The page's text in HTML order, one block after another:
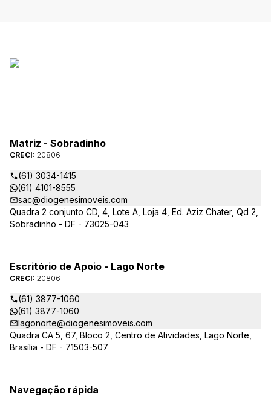
Matriz - Sobradinho
CRECI: 20806
(61) 3034-1415
(61) 4101-8555
sac@diogenesimoveis.com
Quadra 2 conjunto CD, 4, Lote A, Loja 4, Ed. Aziz Chater, Qd 2,
Sobradinho - DF - 73025-043
Escritório de Apoio - Lago Norte
CRECI: 20806
(61) 3877-1060
(61) 3877-1060
lagonorte@diogenesimoveis.com
Quadra CA 5, 67, Bloco 2, Centro de Atividades, Lago Norte,
Brasília - DF - 71503-507
Navegação rápida